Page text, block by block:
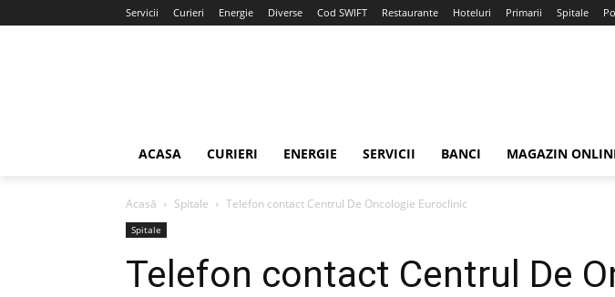
Servicii Curieri Energie Diverse Cod SWIFT Restaurante Hoteluri Primarii Spitale
ACASA CURIERI ENERGIE SERVICII BANCI MAGAZIN
Acasă Spitale Telefon contact Centrul De Oncologie Euroclinic
Spitale
Telefon contact Centrul De